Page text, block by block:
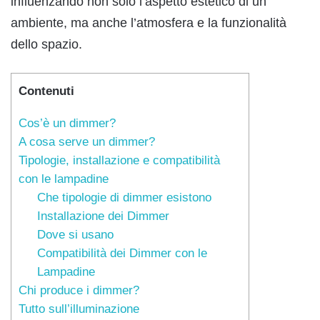
ambiente, ma anche l’atmosfera e la funzionalità
dello spazio.
Contenuti
Cos’è un dimmer?
A cosa serve un dimmer?
Tipologie, installazione e compatibilità
con le lampadine
Che tipologie di dimmer esistono
Installazione dei Dimmer
Dove si usano
Compatibilità dei Dimmer con le
Lampadine
Chi produce i dimmer?
Tutto sull’illuminazione